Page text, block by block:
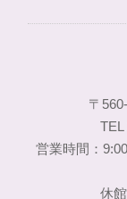
〒
営業時間：
休